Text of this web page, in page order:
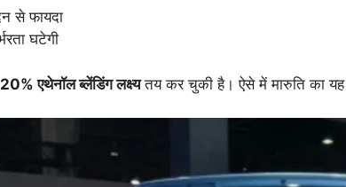
से फायदा
घटेगी
एथेनॉल ब्लेंडिंग लक्ष्यतय कर चुकी है। ऐसे में मारुति का यह